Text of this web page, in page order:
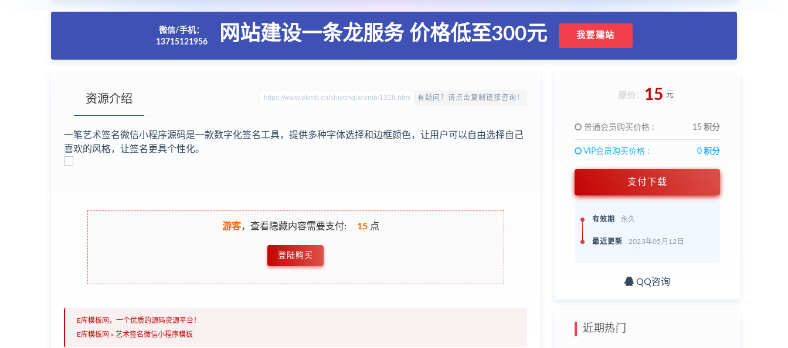
微信/手机：
13715121956
网站建设一条龙服务 价格低至300元 我要建站
资源介绍 有疑问？请点击复制链接咨询！
一笔艺术签名微信小程序源码是一款数字化签名工具，提供多种字体选择和边框颜色，让用户可以自由选择自己
喜欢的风格，让签名更具个性化。
游客，查看隐藏内容需要支付: 15 点
登陆购买
E库模板网，一个优质的源码资源平台！
E库模板网 » 艺术签名微信小程序模板
原价： 15 元
普通会员购买价格 : 15 积分
VIP会员购买价格 : 0 积分
支付下载
有效期 永久
最近更新 2023年05月12日
QQ咨询
近期热门